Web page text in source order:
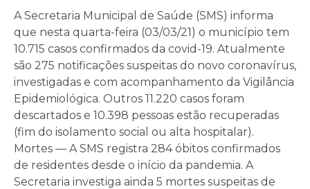
A Secretaria Municipal de Saúde (SMS) informa
que nesta quarta-feira (03/03/21) o município tem
10.715 casos confirmados da covid-19. Atualmente
são 275 notificações suspeitas do novo coronavírus,
investigadas e com acompanhamento da Vigilância
Epidemiológica. Outros 11.220 casos foram
descartados e 10.398 pessoas estão recuperadas
(fim do isolamento social ou alta hospitalar).
Mortes — A SMS registra 284 óbitos confirmados
de residentes desde o início da pandemia. A
Secretaria investiga ainda 5 mortes suspeitas de